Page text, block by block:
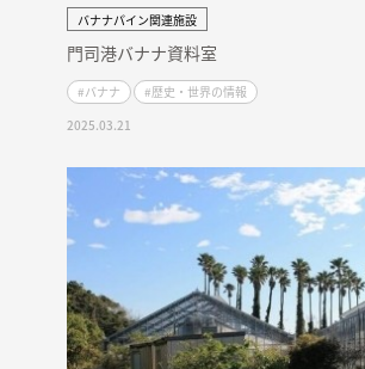
バナナパイン関連施設
2025.03.21
門司港バナナ資料室
#バナナ #歴史・世界の情報